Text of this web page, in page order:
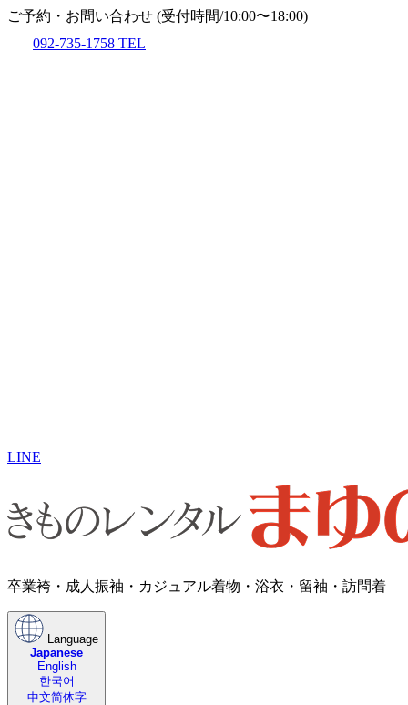
ご予約・お問い合わせ (受付時間/10:00〜18:00)
092-735-1758 TEL
LINE
卒業袴・成人振袖・カジュアル着物・浴衣・留袖・訪問着
Language
Japanese
English
한국어
中文简体字